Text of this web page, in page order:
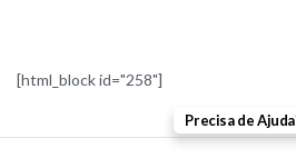
[html_block id="258"]
Precisa de